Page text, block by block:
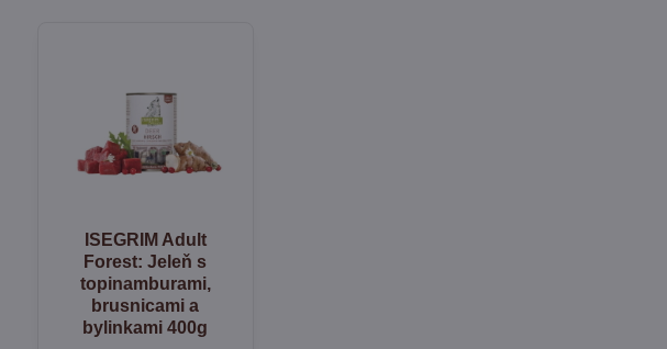
ISEGRIM Adult
Forest: Jeleň s
topinamburami,
brusnicami a
bylinkami 400g